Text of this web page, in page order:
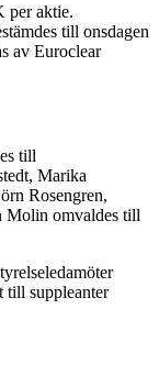
per aktie.
till onsdagen
av Euroclear
till
Marika
Rosengren,
Molin omvaldes till
till suppleanter